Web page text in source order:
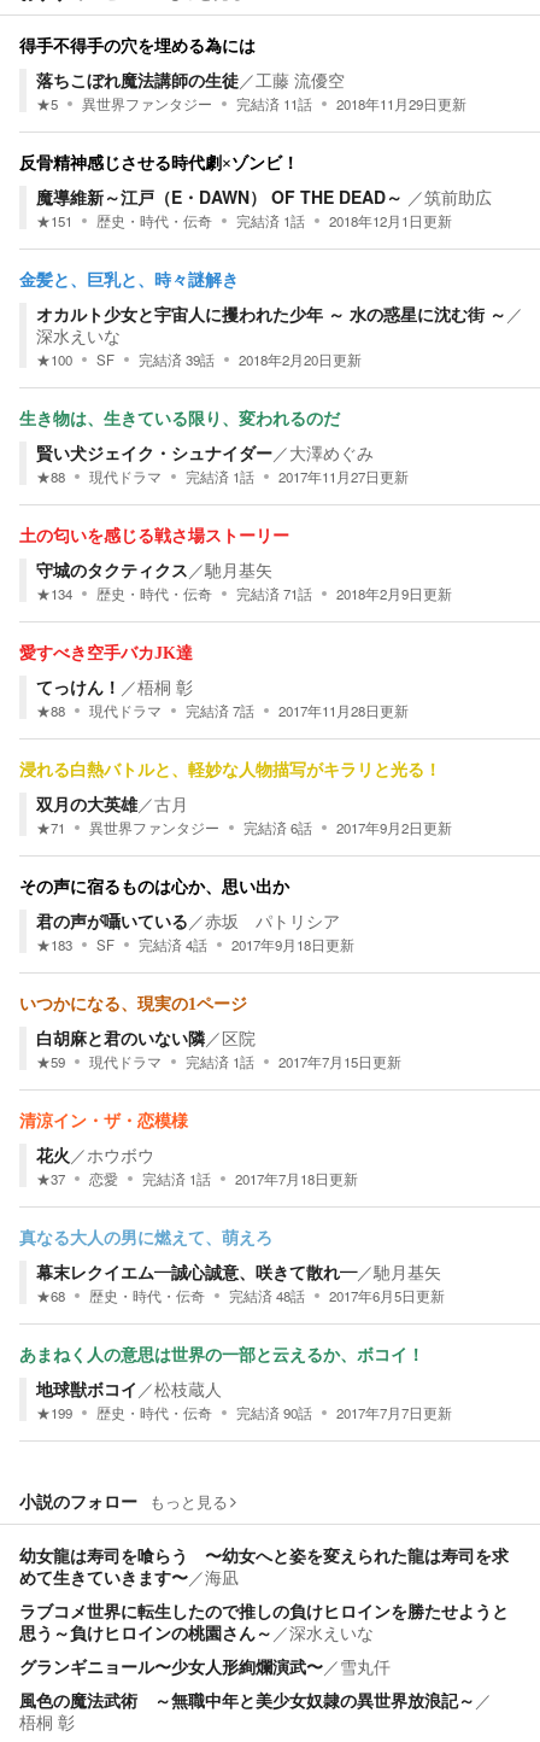
得手不得手の穴を埋める為には
落ちこぼれ魔法講師の生徒／工藤 流優空
★5 異世界ファンタジー 完結済 11話 2018年11月29日更新
反骨精神感じさせる時代劇×ゾンビ！
魔導維新～江戸（E・DAWN） OF THE DEAD～ ／筑前助広
★151 歴史・時代・伝奇 完結済 1話 2018年12月1日更新
金髪と、巨乳と、時々謎解き
オカルト少女と宇宙人に攫われた少年 ～ 水の惑星に沈む街 ～ ／
深水えいな
★100 SF 完結済39話 2018年2月20日更新
生き物は、生きている限り、変われるのだ
賢い犬ジェイク・シュナイダー／大澤めぐみ
★88 現代ドラマ 完結済 1話 2017年11月27日更新
土の匂いを感じる戦さ場ストーリー
守城のタクティクス／馳月基矢
★134 歴史・時代・伝奇 完結済71話 2018年2月9日更新
愛すべき空手バカJK達
てっけん！ ／梧桐 彰
★88 現代ドラマ 完結済7話 2017年11月28日更新
浸れる白熱バトルと、軽妙な人物描写がキラリと光る！
双月の大英雄／古月
★71 異世界ファンタジー 完結済6話 2017年9月2日更新
その声に宿るものは心か、思い出か
君の声が囁いている／赤坂 パトリシア
★183 SF 完結済4話 2017年9月18日更新
いつかになる、現実の1ページ
白胡麻と君のいない隣／区院
★59 現代ドラマ 完結済 1話 2017年7月15日更新
清涼イン・ザ・恋模様
花火／ホウボウ
★37 恋愛 完結済 1話 2017年7月18日更新
真なる大人の男に燃えて、萌えろ
幕末レクイエム―誠心誠意、咲きて散れ―／馳月基矢
★68 歴史・時代・伝奇 完結済48話 2017年6月5日更新
あまねく人の意思は世界の一部と云えるか、ボコイ！
地球獣ボコイ ／松枝蔵人
★199 歴史・時代・伝奇 完結済90話 2017年7月7日更新
小説のフォロー もっと見る
幼女龍は寿司を喰らう 〜幼女へと姿を変えられた龍は寿司を求
めて生きていきます〜／海凪
ラブコメ世界に転生したので推しの負けヒロインを勝たせようと
思う～負けヒロインの桃園さん～ ／深水えいな
グランギニョール〜少女人形絢爛演武〜／雪丸仟
風色の魔法武術 ～無職中年と美少女奴隷の異世界放浪記～ ／
梧桐 彰